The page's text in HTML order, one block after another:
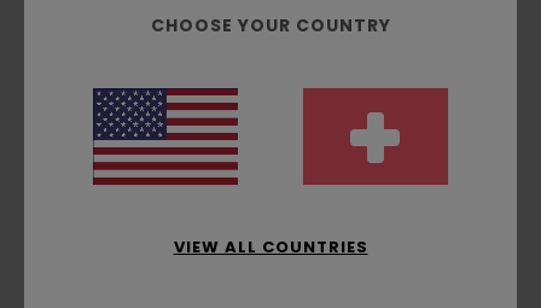
Tree-Logo-Flagge in der Seitennaht
Zusammensetzung[Hauptstoff] 45% Acryl, 21%
recyceltem Acryl, 12% Polyamid, 11% recycelte
Wolle, 6% recycelte Seide, 5% andere recycelte
CHOOSE YOUR COUNTRY
VIEW ALL COUNTRIES